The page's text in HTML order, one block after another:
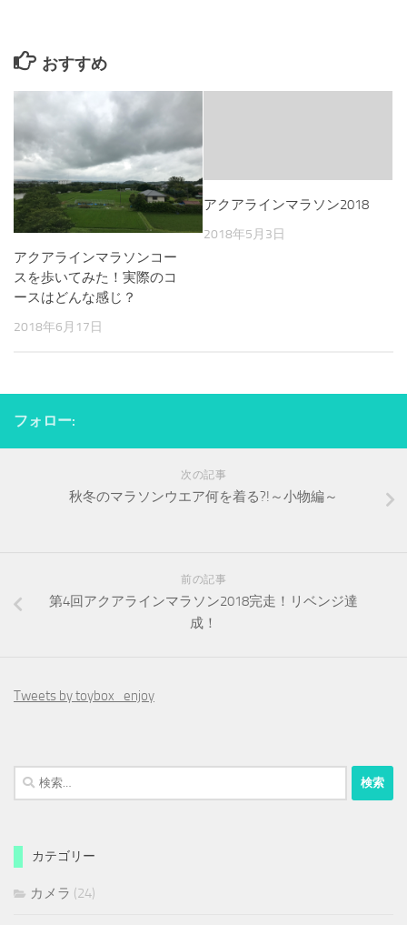
おすすめ
アクアラインマラソンコー
スを歩いてみた！実際のコ
ースはどんな感じ？
2018年6月17日
アクアラインマラソン2018
2018年5月3日
フォロー:
次の記事
秋冬のマラソンウエア何を着る?!～小物編～
前の記事
第4回アクアラインマラソン2018完走！リベンジ達
成！
Tweets by toybox_enjoy
検
索:
カテゴリー
カメラ (24)